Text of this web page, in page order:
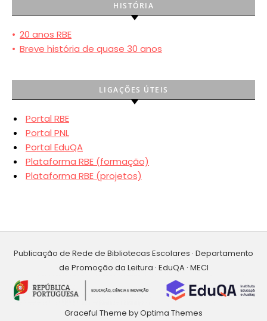
HISTÓRIA
• 20 anos RBE
• Breve história de quase 30 anos
LIGAÇÕES ÚTEIS
Portal RBE
Portal PNL
Portal EduQA
Plataforma RBE (formação)
Plataforma RBE (projetos)
Publicação de Rede de Bibliotecas Escolares · Departamento
de Promoção da Leitura · EduQA · MECI
Graceful Theme byOptima Themes